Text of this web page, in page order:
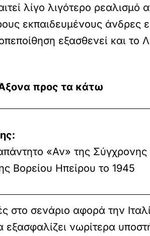
λίγο λιγότερο
εκπαιδευμένους άνδρες
εξασθενεί και
προς τα κάτω
«Αν» της
Βορείου Ηπείρου το 1945
στο σενάριο αφορά την
εξασφαλίζει νωρίτερα